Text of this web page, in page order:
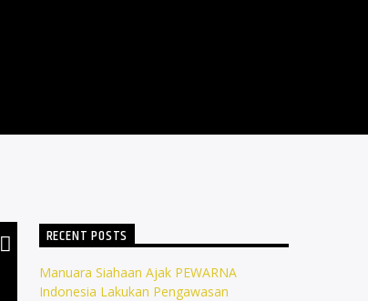
RECENT POSTS
Manuara Siahaan Ajak PEWARNA
Indonesia Lakukan Pengawasan